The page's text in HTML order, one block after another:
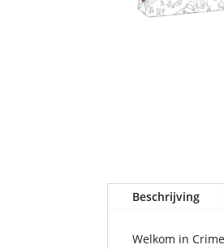
Beschrijving
Welkom in